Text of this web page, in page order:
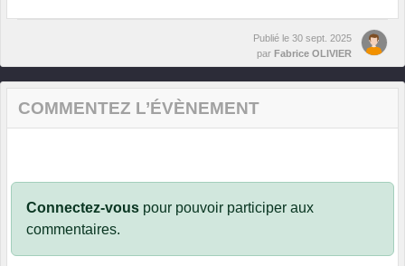
Publié le 30 sept. 2025
par Fabrice OLIVIER
COMMENTEZ L’ÉVÈNEMENT
Connectez-vous pour pouvoir participer aux
commentaires.